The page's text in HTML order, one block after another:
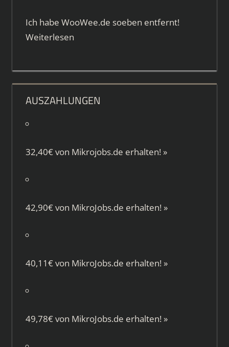
Ich habe WooWee.de soeben entfernt!
Weiterlesen
AUSZAHLUNGEN
32,40€ von Mikrojobs.de erhalten! »
42,90€ von MikroJobs.de erhalten! »
40,11€ von MikroJobs.de erhalten! »
49,78€ von MikroJobs.de erhalten! »